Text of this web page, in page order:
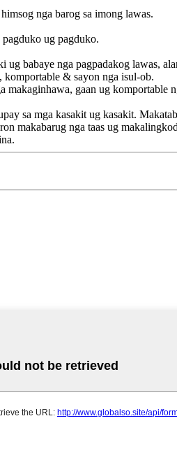
nga barog sa imong lawas.
ug pagduko.
ug babaye nga pagpadakog lawas,
komportable & sayon ​​nga isul-ob.
makaginhawa, gaan ug komportable
sa mga kasakit ug kasakit.
makabarug nga taas ug